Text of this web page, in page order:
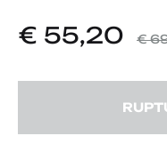
€ 55,20 €